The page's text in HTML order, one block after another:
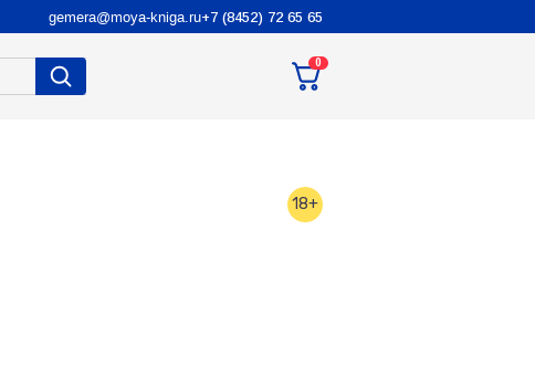
gemera@moya-kniga.ru+7 (8452) 72 65 65
0
18+